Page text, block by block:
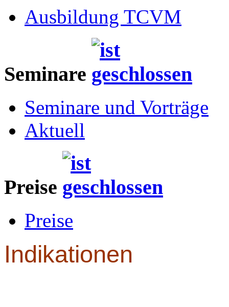
Ausbildung TCVM
Seminare
Seminare und Vorträge
Aktuell
Preise
Preise
Indikationen